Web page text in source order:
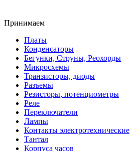
Принимаем
Платы
Конденсаторы
Бегунки, Струны, Реохорды
Микросхемы
Транзисторы, диоды
Разъемы
Резисторы, потенциометры
Реле
Переключатели
Лампы
Контакты электротехнические
Тантал
Корпуса часов